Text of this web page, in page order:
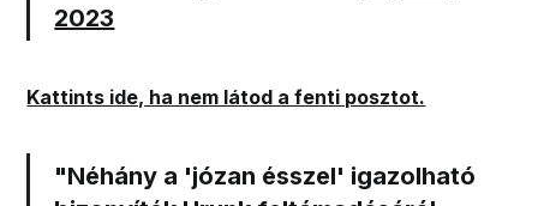
2023
Kattints ide, ha nem látod a fenti posztot.
"Néhány a 'józan ésszel' igazolható